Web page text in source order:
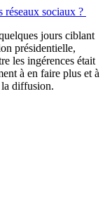
réseaux sociaux ?
jours ciblant
présidentielle,
les ingérences était
à en faire plus et à
la diffusion.